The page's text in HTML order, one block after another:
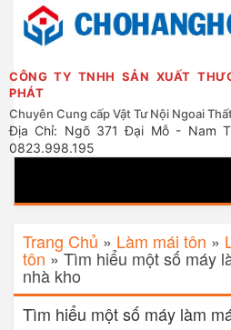
CÔNG TY TNHH SẢN XUẤT
PHÁT
Chuyên Cung cấp Vật Tư Nội Ngoai
Địa Chỉ: Ngõ 371 Đại Mỗ - Nam
0823.998.195
Trang Chủ » Làm mái tôn »
tôn »Tìm hiểu một số máy
nhà kho
Tìm hiểu một số máy làm